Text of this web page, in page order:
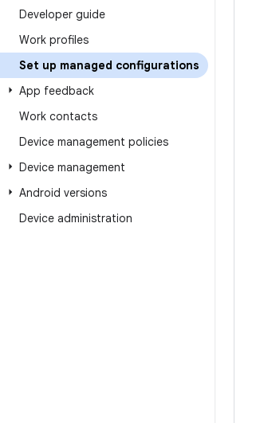
Developer guide
Work profiles
Set up managed configurations
App feedback
Work contacts
Device management policies
Device management
Android versions
Device administration